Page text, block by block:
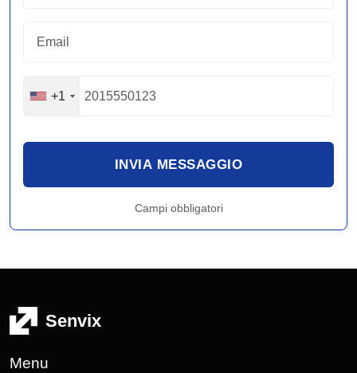
+1
INVIA MESSAGGIO
Campi obbligatori
Senvix
Menu